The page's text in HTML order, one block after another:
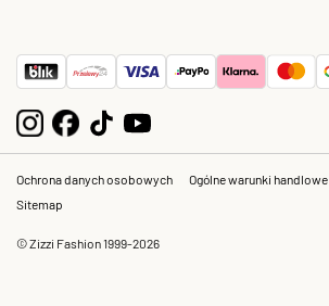
Ochrona danych osobowych Ogólne warunki handlowe
Sitemap
© Zizzi Fashion 1999-2026